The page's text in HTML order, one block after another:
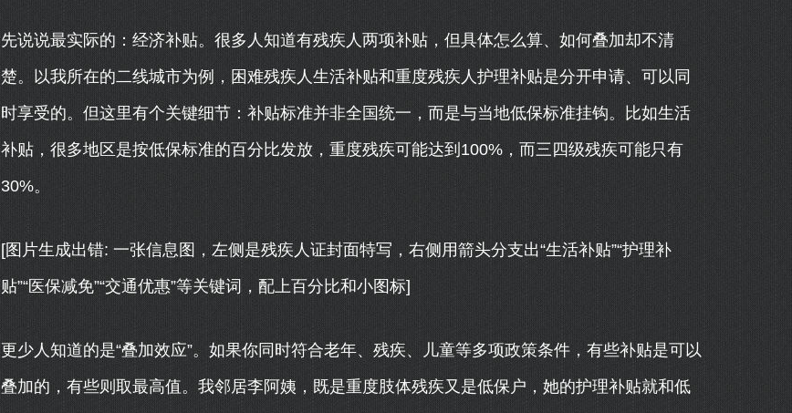
先说说最实际的：经济补贴。很多人知道有残疾人两项补贴，但具体怎么算、如何叠加却不清
楚。以我所在的二线城市为例，困难残疾人生活补贴和重度残疾人护理补贴是分开申请、可以同
时享受的。但这里有个关键细节：补贴标准并非全国统一，而是与当地低保标准挂钩。比如生活
补贴，很多地区是按低保标准的百分比发放，重度残疾可能达到100%，而三四级残疾可能只有
30%。
[图片生成出错: 一张信息图，左侧是残疾人证封面特写，右侧用箭头分支出“生活补贴”“护理补
贴”“医保减免”“交通优惠”等关键词，配上百分比和小图标]
更少人知道的是“叠加效应”。如果你同时符合老年、残疾、儿童等多项政策条件，有些补贴是可以
叠加的，有些则取最高值。我邻居李阿姨，既是重度肢体残疾又是低保户，她的护理补贴就和低